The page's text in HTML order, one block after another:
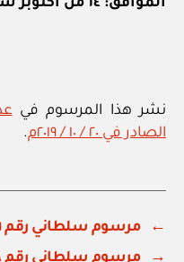
نشر هذا المرسوم في
الصادر في ٢٠ / ١٠ / ٢٠١٩م
.
←
مرسوم سلطاني رقم ٦٦ / ٢٠١٩ بإنشاء جهاز الضرائب
→